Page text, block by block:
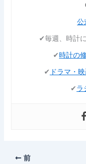
公
✔︎毎週、時計
✔︎時計の
✔︎ ドラマ・
✔︎ラ
前